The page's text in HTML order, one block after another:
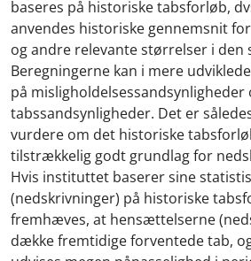
baseres på historiske tabsforløb,
anvendes historiske gennemsnit
og andre relevante størrelser i den
Beregningerne kan i mere
på misligholdelsessandsynligheder
tabssandsynligheder. Det er
vurdere om det historiske
tilstrækkelig godt grundlag for
Hvis instituttet baserer sine
(nedskrivninger) på historiske
fremhæves, at hensættelserne
dække fremtidige forventede tab,